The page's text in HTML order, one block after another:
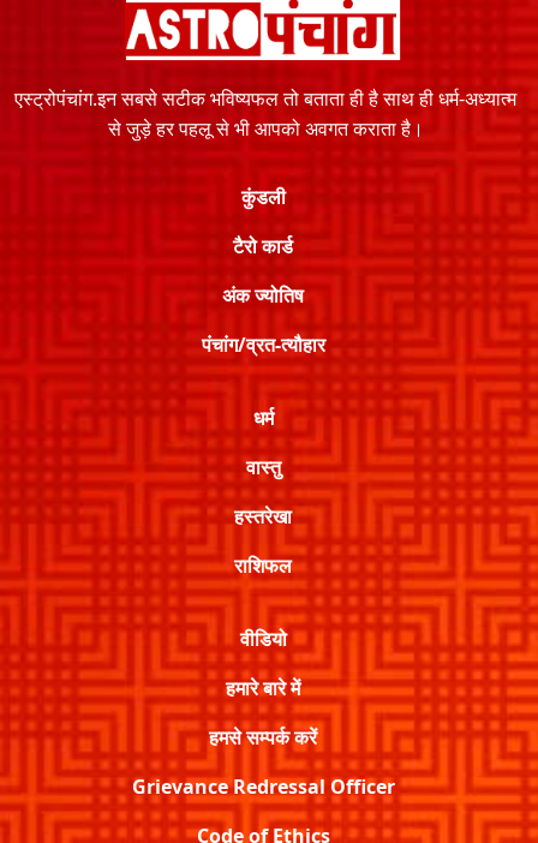
एस्ट्रोपंचांग.इन सबसे सटीक भविष्यफल तो बताता ही है साथ ही धर्म-अध्यात्म
से जुड़े हर पहलू से भी आपको अवगत कराता है।
कुंडली
टैरो कार्ड
अंक ज्योतिष
पंचांग/व्रत-त्यौहार
धर्म
वास्तु
हस्तरेखा
राशिफल
वीडियो
हमारे बारे में
हमसे सम्पर्क करें
Grievance Redressal Officer
Code of Ethics